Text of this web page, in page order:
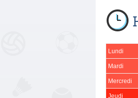
Lundi
Mardi
Mercredi
Jeudi